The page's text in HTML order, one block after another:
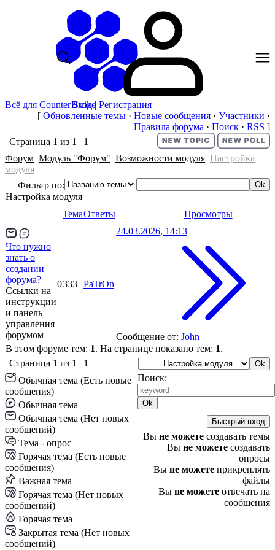
Всё для Counter Strike
Вход| Регистрация
[ Обновленные темы · Новые сообщения · Участники ·
Правила форума · Поиск · RSS ]
Страница 1 из 1
1
Форум Модуль "Форум" Возможности модуля Настройка
модуля
Фильтр по:
Настройка модуля
ТемаОтветы Просмотры
Что нужно
знать о
создании
форума?
Ссылки на
инструкции
и панель
управления
форумом
0333 PaTrOn
24.03.2026, 14:13
Сообщение от: John
В этом форуме тем: 1. На странице показано тем: 1.
Страница 1 из 1
1
Обычная тема (Есть новые
сообщения)
Обычная тема
Обычная тема (Нет новых
сообщений)
Тема - опрос
Горячая тема (Есть новые
сообщения)
Важная тема
Горячая тема (Нет новых
сообщений)
Горячая тема
Закрытая тема (Нет новых
сообщений)
Поиск:
Вы не можете создавать темы
Вы не можете создавать
опросы
Вы не можете прикреплять
файлы
Вы не можете отвечать на
сообщения